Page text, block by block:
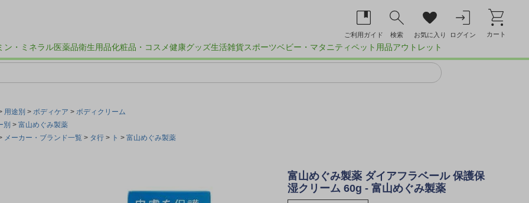
ご利用ガイド 検索 お気に入り ログイン カート
ン・ミネラル医薬品衛生用品化粧品・コスメ健康グッズ生活雑貨スポーツベビー・マタニティペット用品アウトレット
用途別 ボディケア
ボディクリーム
別
富山めぐみ製薬
メーカー・ブランド一覧
タ行 ト 富山めぐみ製薬
富山めぐみ製薬 ダイアフラベール 保護保
湿クリーム 60g - 富山めぐみ製薬